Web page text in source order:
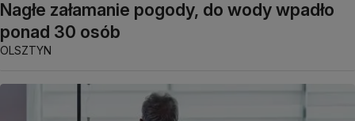
Nagłe załamanie pogody, do wody wpadło
ponad 30 osób
OLSZTYN